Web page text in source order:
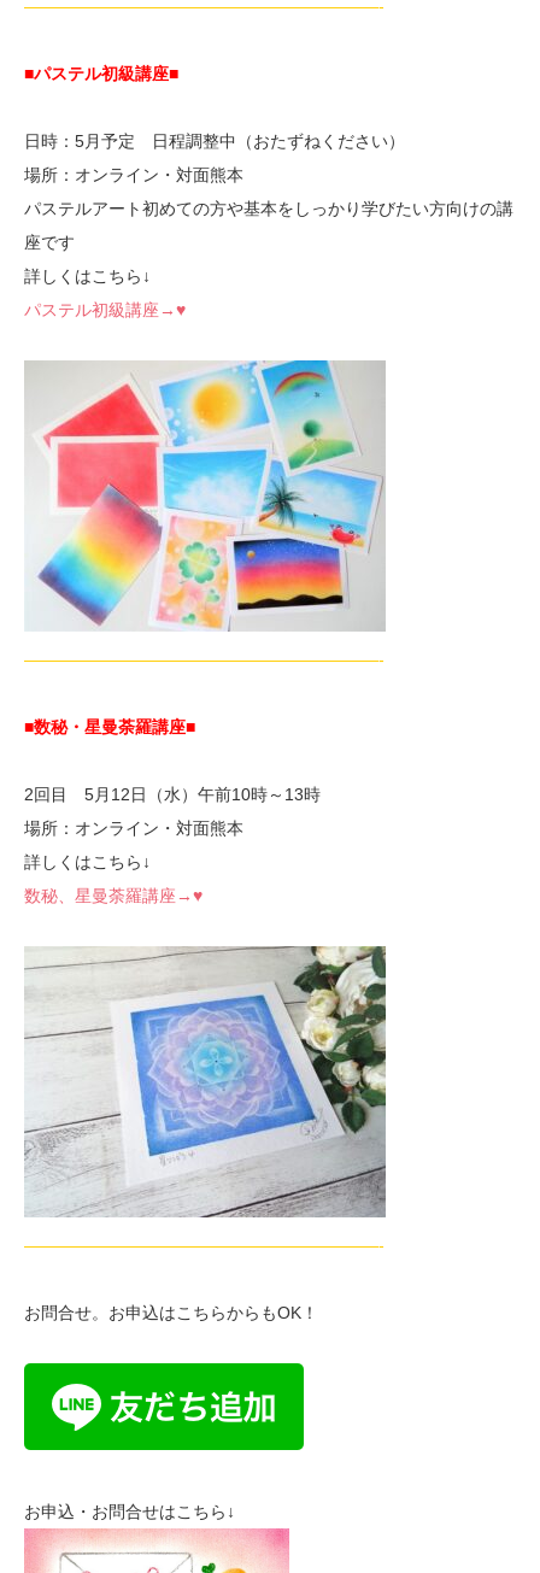
—————————————————————-
■パステル初級講座■
日時：5月予定 日程調整中（おたずねください）
場所：オンライン・対面熊本
パステルアート初めての方や基本をしっかり学びたい方向けの講
座です
詳しくはこちら↓
パステル初級講座→♥
—————————————————————-
■数秘・星曼荼羅講座■
2回目 5月12日（水）午前10時～13時
場所：オンライン・対面熊本
詳しくはこちら↓
数秘、星曼荼羅講座→♥
—————————————————————-
お問合せ。お申込はこちらからもOK！
お申込・お問合せはこちら↓